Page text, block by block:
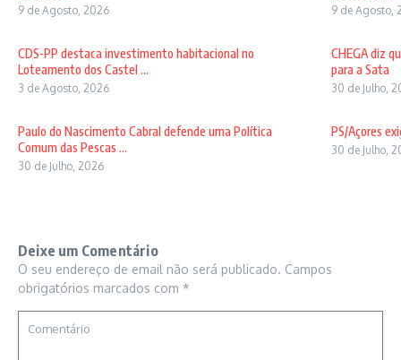
9 de Agosto, 2026 9 de Agosto,
CDS-PP destaca investimento habitacional no
Loteamento dos Castel ...
3 de Agosto, 2026
CHEGA diz
para a Sata
30 de Julho,
Paulo do Nascimento Cabral defende uma Política
Comum das Pescas ...
30 de Julho, 2026
PS/Açores
30 de Julho,
Deixe um Comentário
O seu endereço de email não será publicado. Campos
obrigatórios marcados com *